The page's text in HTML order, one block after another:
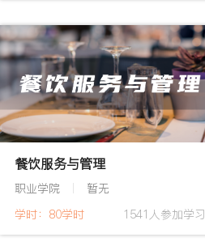
餐饮服务与管理
职业学院
暂无
学时：80学时
1541人参加学习